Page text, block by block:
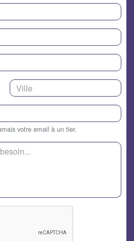
votre email à un tier.